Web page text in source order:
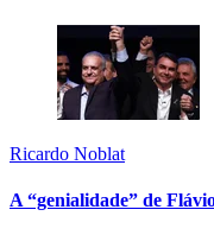
Ricardo Noblat
A “genialidade” de